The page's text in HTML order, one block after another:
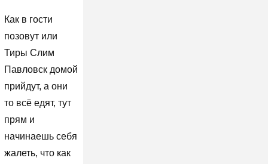
Как в гости
позовут или
Тиры Слим
Павловск домой
прийдут, а они
то всё едят, тут
прям и
начинаешь себя
жалеть, что как